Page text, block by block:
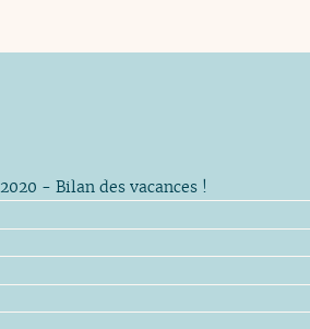
- Bilan des vacances !